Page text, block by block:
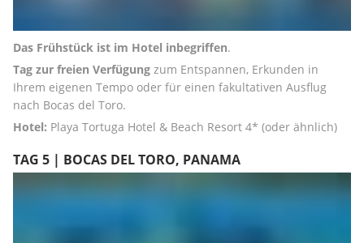
Das Frühstück ist im Hotel inbegriffen.
Tag zur freien Verfügung zum Entspannen, Erkunden in
Ihrem eigenen Tempo oder für einen fakultativen Ausflug
nach Bocas del Toro.
Hotel: Playa Tortuga Hotel & Beach Resort 4* (oder ähnlich)
TAG 5 | BOCAS DEL TORO, PANAMA